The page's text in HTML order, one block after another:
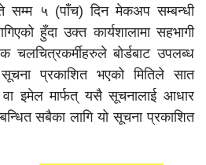
सम्म ५ (पाँच) दिन मेकअप सम्बन्धी
हुँदा उक्त कार्यशालामा सहभागी
चलचित्रकर्मीहरुले बोर्डबाट उपलब्ध
प्रकाशित भएको मितिले सात
वा इमेल मार्फत् यसै सूचनालाई आधार
सबैका लागि यो सूचना प्रकाशित